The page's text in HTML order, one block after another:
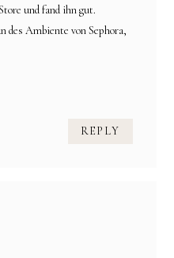
und fand ihn gut.
des Ambiente von Sephora,
REPLY